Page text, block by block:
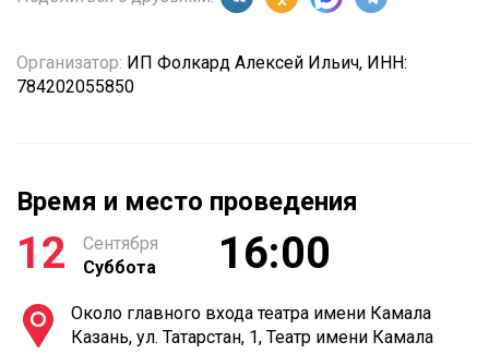
Организатор: ИП Фолкард Алексей Ильич, ИНН:
784202055850
Время и место проведения
12
Сентября
Суббота
16:00
Около главного входа театра имени Камала
Казань, ул. Татарстан, 1, Театр имени Камала